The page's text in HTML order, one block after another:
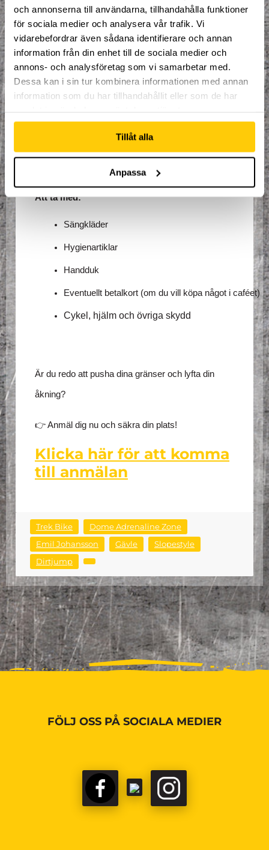
och annonserna till användarna, tillhandahålla funktioner
för sociala medier och analysera vår trafik. Vi
vidarebefordrar även sådana identifierare och annan
information från din enhet till de sociala medier och
annons- och analysföretag som vi samarbetar med.
Dessa kan i sin tur kombinera informationen med annan
information som du har tillhandahållit eller som de har
Tillåt alla
Anpassa
Vill ta steget mot mer avancerad
cykelkontroll och trick
Coachning för att vässa dina trick
Tips på nästa steg för din utveckling
Kunskap om träning, säkerhet och mental
Gemenskap med andra seriösa åkare som
delar din passion
Att ta med:
Sängkläder
Hygienartiklar
Handduk
Eventuellt betalkort (om du vill köpa något i caféet)
Cykel, hjälm och övriga skydd
Är du redo att pusha dina gränser och lyfta din
åkning?
👉 Anmäl dig nu och säkra din plats!
Klicka här för att komma
till anmälan
Trek Bike
Dome Adrenaline Zone
Emil Johansson
Gävle
Slopestyle
Dirtjump
FÖLJ OSS PÅ SOCIALA MEDIER